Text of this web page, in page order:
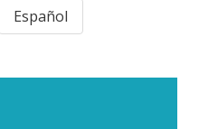
Español